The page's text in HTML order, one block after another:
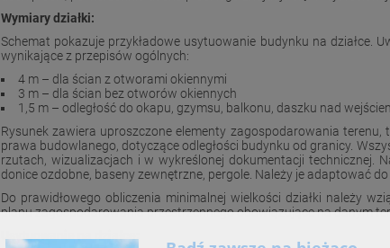
Wymiary działki:
Schemat pokazuje przykładowe usytuowanie budynku na działce.
wynikające z przepisów ogólnych:
4 m – dla ścian z otworami okiennymi
3 m – dla ścian bez otworów okiennych
1,5 m – odległość do okapu, gzymsu, balkonu, daszku nad
Rysunek zawiera uproszczone elementy zagospodarowania
prawa budowlanego, dotyczące odległości budynku od granicy.
rzutach, wizualizacjach i w wykreślonej dokumentacji technicznej.
donice ozdobne, baseny zewnętrzne, pergole. Należy je adaptować do
Do prawidłowego obliczenia minimalnej wielkości działki należy
planu zagospodarowania przestrzennego obowiązujące na danym